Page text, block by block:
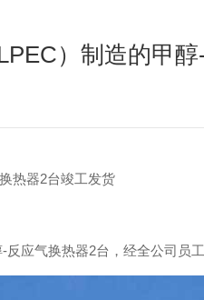
）制造的甲
热器2台竣工发货
气换热器2台，经全公司员